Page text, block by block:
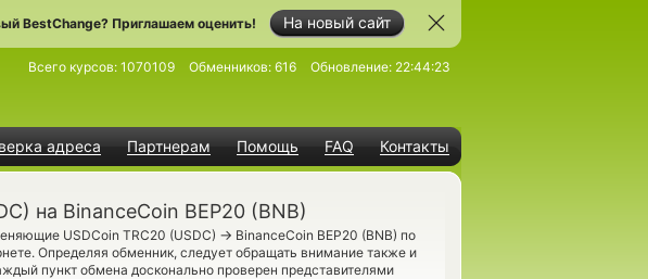
На новый сайт
BestChange? Приглашаем оценить!
адреса Партнерам Помощь FAQ Контакты
Всего курсов: 1070109 Обменников: 616 Обновление: 22:44:23
на BinanceCoin BEP20 (BNB)
USDCoin TRC20 (USDC) → BinanceCoin BEP20 (BNB) по
Определяя обменник, следует обращать внимание также и
пункт обмена досконально проверен представителями